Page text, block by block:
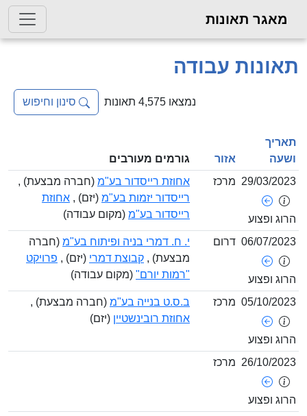
תאונות
עבודה
נמצאו 4,575 תאונות סינון וחיפוש
גורמים מעורבים
29/03/
ופצוע
מרכז אחוזת רייסדור בע"מ(חברה מבצעת) ,
רייסדור יזמות בע"מ(יזם) ,אחוזת
רייסדור בע"מ(מקום עבודה)
06/07/
ופצוע
דרום י. ח. דמרי בניה ופיתוח בע"מ(חברה
מבצעת) ,קבוצת דמרי (יזם) ,פרויקט
"רמות יורם" (מקום עבודה)
05/10/
ופצוע
מרכז ב.ס.ט בנייה בע"מ(חברה מבצעת) ,
אחוזת רובינשטיין(יזם)
26/10/
ופצוע
מרכז